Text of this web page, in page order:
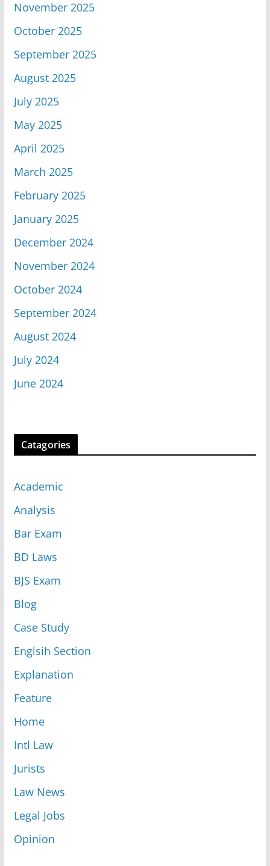
November 2025
October 2025
September 2025
August 2025
July 2025
May 2025
April 2025
March 2025
February 2025
January 2025
December 2024
November 2024
October 2024
September 2024
August 2024
July 2024
June 2024
Catagories
Academic
Analysis
Bar Exam
BD Laws
BJS Exam
Blog
Case Study
Englsih Section
Explanation
Feature
Home
Intl Law
Jurists
Law News
Legal Jobs
Opinion